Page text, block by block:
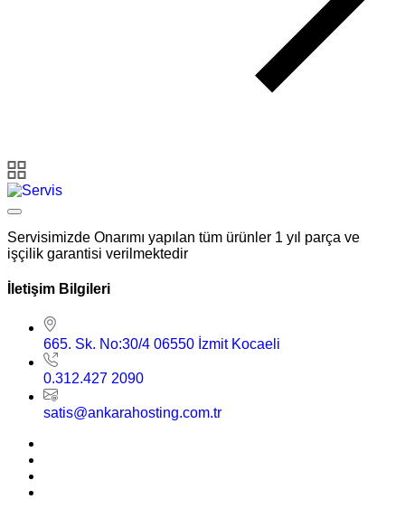
Servisimizde Onarımı yapılan tüm ürünler 1 yıl parça ve
işçilik garantisi verilmektedir
İletişim Bilgileri
665. Sk. No:30/4 06550 İzmit Kocaeli
0.312.427 2090
satis@ankarahosting.com.tr